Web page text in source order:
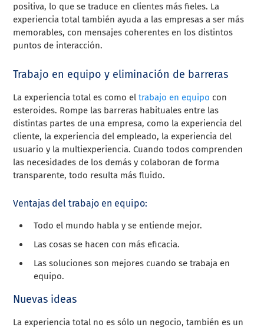
positiva, lo que se traduce en clientes más fieles. La
experiencia total también ayuda a las empresas a ser más
memorables, con mensajes coherentes en los distintos
puntos de interacción.
Trabajo en equipo y eliminación de barreras
La experiencia total es como eltrabajo en equipo con
esteroides. Rompe las barreras habituales entre las
distintas partes de una empresa, como la experiencia del
cliente, la experiencia del empleado, la experiencia del
usuario y la multiexperiencia. Cuando todos comprenden
las necesidades de los demás y colaboran de forma
transparente, todo resulta más fluido.
Ventajas del trabajo en equipo:
Todo el mundo habla y se entiende mejor.
Las cosas se hacen con más eficacia.
Las soluciones son mejores cuando se trabaja en
equipo.
Nuevas ideas
La experiencia total no es sólo un negocio, también es un